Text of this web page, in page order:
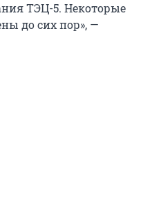
ТЭЦ-5. Некоторые
до сих пор», —